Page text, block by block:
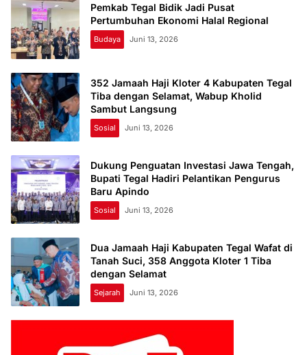
Pemkab Tegal Bidik Jadi Pusat
Pertumbuhan Ekonomi Halal Regional
Budaya Juni 13, 2026
352 Jamaah Haji Kloter 4 Kabupaten Tegal
Tiba dengan Selamat, Wabup Kholid
Sambut Langsung
Sosial Juni 13, 2026
Dukung Penguatan Investasi Jawa Tengah,
Bupati Tegal Hadiri Pelantikan Pengurus
Baru Apindo
Sosial Juni 13, 2026
Dua Jamaah Haji Kabupaten Tegal Wafat di
Tanah Suci, 358 Anggota Kloter 1 Tiba
dengan Selamat
Sejarah Juni 13, 2026